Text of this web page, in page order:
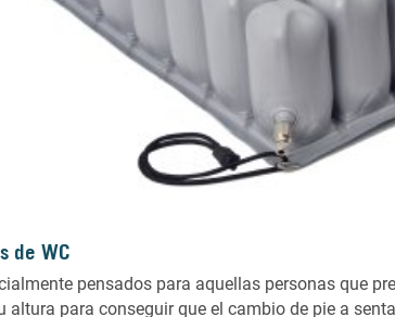
de WC
pensados para aquellas personas que
altura para conseguir que el cambio de pie a